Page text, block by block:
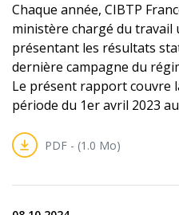
Chaque année, CIBTP
ministère chargé du
présentant les résultats
dernière campagne du
Le présent rapport couvre
période du 1er avril 2023
PDF - (1.0 Mo)